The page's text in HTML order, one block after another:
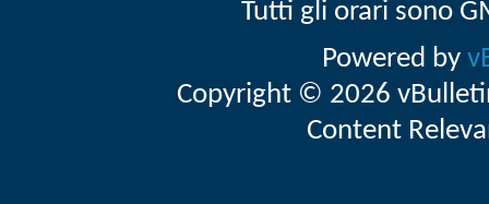
Tutti gli orari sono
Powered by
Copyright © 2026
Content